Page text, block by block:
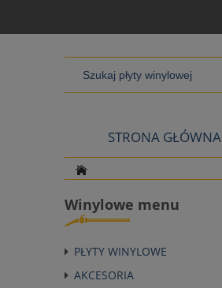
STRONA GŁÓWNA
Winylowe menu
PŁYTY WINYLOWE
AKCESORIA